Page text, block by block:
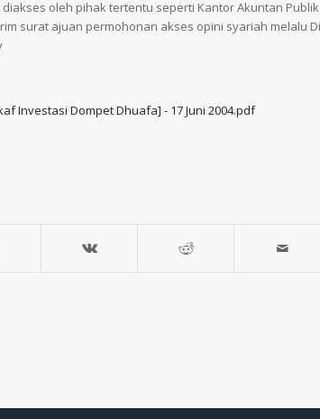
oleh pihak tertentu seperti Kantor Akuntan Publik
surat ajuan permohonan akses opini syariah melalu
Investasi Dompet Dhuafa] - 17 Juni 2004.pdf